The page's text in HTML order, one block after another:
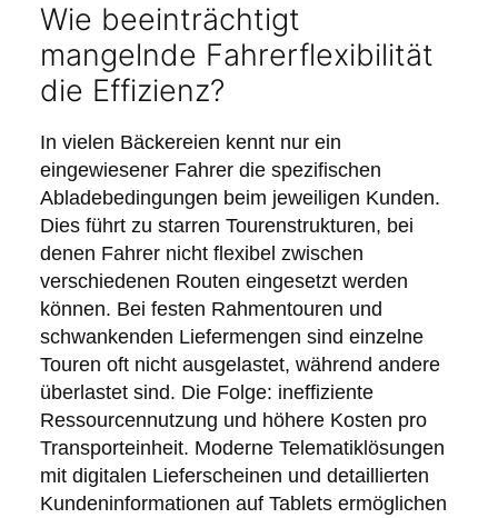
Wie beeinträchtigt
mangelnde Fahrerflexibilität
die Effizienz?
In vielen Bäckereien kennt nur ein
eingewiesener Fahrer die spezifischen
Abladebedingungen beim jeweiligen Kunden.
Dies führt zu starren Tourenstrukturen, bei
denen Fahrer nicht flexibel zwischen
verschiedenen Routen eingesetzt werden
können. Bei festen Rahmentouren und
schwankenden Liefermengen sind einzelne
Touren oft nicht ausgelastet, während andere
überlastet sind. Die Folge: ineffiziente
Ressourcennutzung und höhere Kosten pro
Transporteinheit. Moderne Telematiklösungen
mit digitalen Lieferscheinen und detaillierten
Kundeninformationen auf Tablets ermöglichen